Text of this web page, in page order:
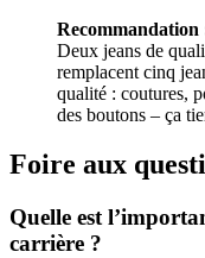
Recommandation
Deux jeans de
remplacent cinq
qualité : coutures,
des boutons – ça
Foire aux
Quelle est
carrière ?